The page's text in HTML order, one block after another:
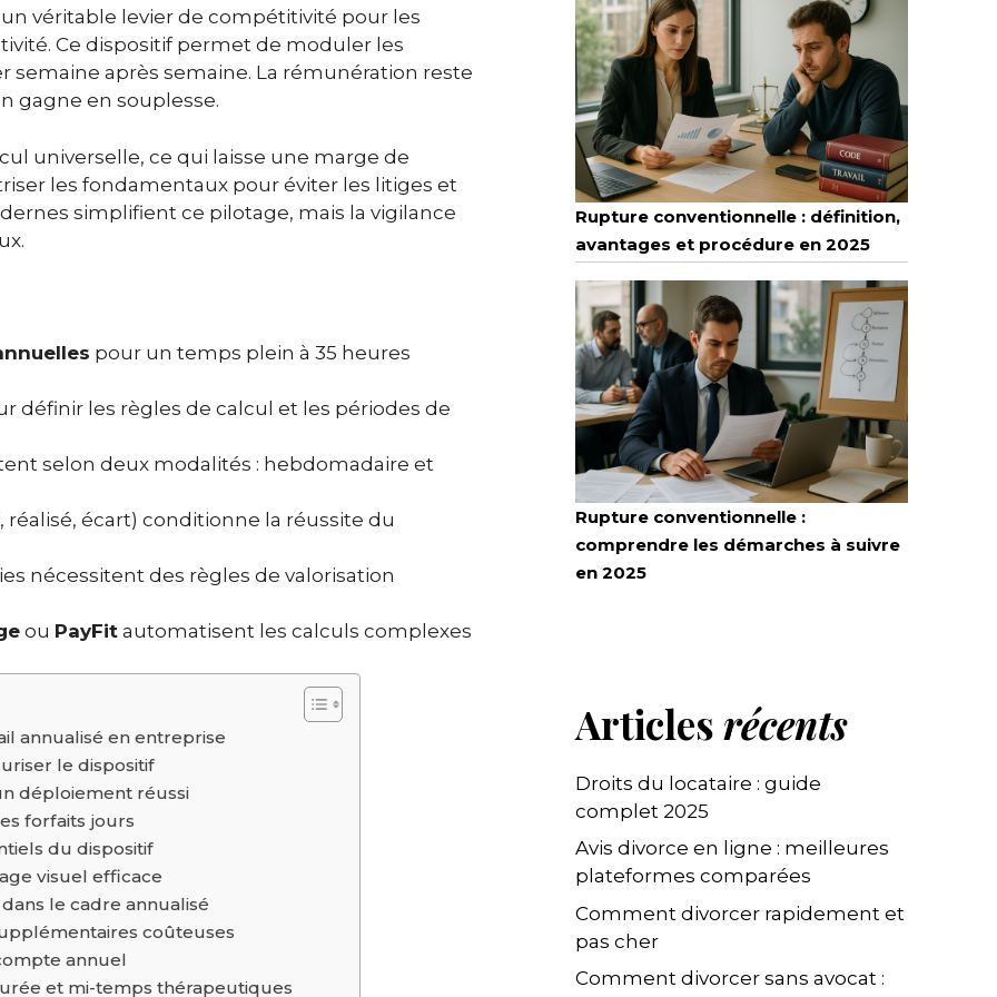
véritable levier de compétitivité pour les
Ce dispositif permet de moduler les
après semaine. La rémunération reste
gagne en souplesse.
universelle, ce qui laisse une marge de
les fondamentaux pour éviter les litiges et
simplifient ce pilotage, mais la vigilance
pour un temps plein à 35 heures
définir les règles de calcul et les périodes de
selon deux modalités : hebdomadaire et
écart) conditionne la réussite du
nécessitent des règles de valorisation
ou PayFit automatisent les calculs complexes
annualisé en entreprise
le dispositif
déploiement réussi
forfaits jours
du dispositif
visuel efficace
le cadre annualisé
coûteuses
annuel
et mi-temps thérapeutiques
Rupture conventionnelle : définition,
avantages et procédure en 2025
Rupture conventionnelle :
comprendre les démarches à suivre
en 2025
Articles récents
Droits du locataire : guide
complet 2025
Avis divorce en ligne : meilleures
plateformes comparées
Comment divorcer rapidement et
pas cher
Comment divorcer sans avocat :